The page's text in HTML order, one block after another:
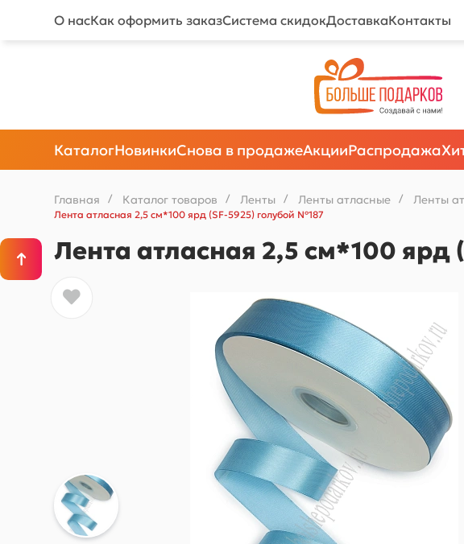
О насКак оформить заказСистема скидокДоставкаКонтакты
КаталогНовинкиСнова в продажеАкцииРаспродажа
Главная / Каталог товаров / Ленты / Ленты атласные / Ленты
Лента атласная 2,5 см*100 ярд (SF-5925) голубой №187
Лента атласная 2,5 см*100 ярд